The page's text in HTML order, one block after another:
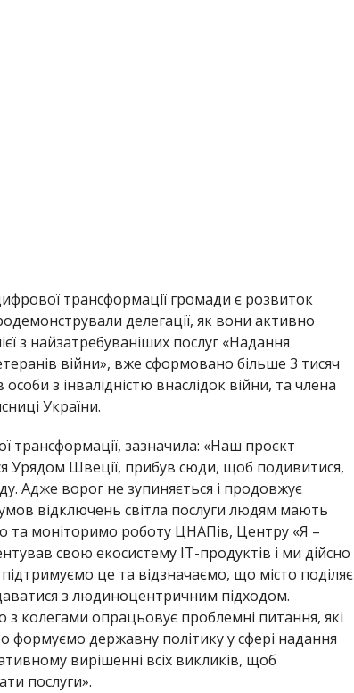
трансформації громади є розвиток
делегації, як вони активно
з найзатребуваніших послуг «Надання
війни», вже сформовано більше 3 тисяч
з інвалідністю внаслідок війни, та члена
України.
трансформації, зазначила: «Наш проєкт
Урядом Швеції, прибув сюди, щоб подивитися,
Адже ворог не зупиняється і продовжує
умов відключень світла послуги людям мають
та моніторимо роботу ЦНАПів, Центру «Я –
свою екосистему IT-продуктів і ми дійсно
це та відзначаємо, що місто поділяє
з людиноцентричним підходом.
з колегами опрацьовує проблемні питання, які
формуємо державну політику у сфері надання
вирішенні всіх викликів, щоб
послуги».